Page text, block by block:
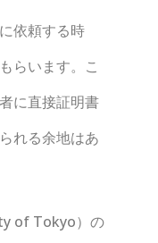
依頼する時
らいます。こ
に直接証明書
れる余地はあ
of Tokyo）の